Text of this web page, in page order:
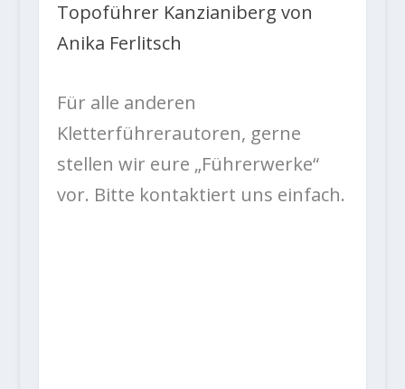
Topoführer Kanzianiberg von
Anika Ferlitsch
Für alle anderen
Kletterführerautoren, gerne
stellen wir eure „Führerwerke“
vor. Bitte kontaktiert uns einfach.